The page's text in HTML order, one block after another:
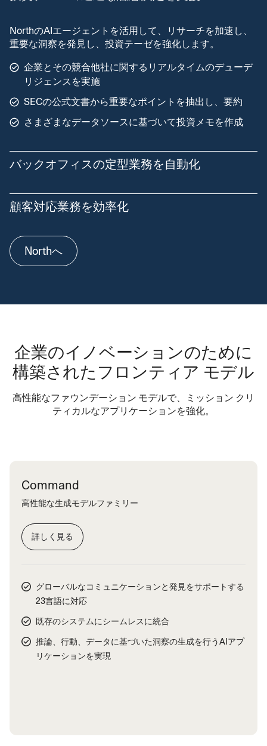
NorthのAIエージェントを活用して、リサーチを加速し、
重要な洞察を発見し、投資テーゼを強化します。
企業とその競合他社に関するリアルタイムのデューデ
リジェンスを実施
SECの公式文書から重要なポイントを抽出し、要約
さまざまなデータソースに基づいて投資メモを作成
バックオフィスの定型業務を自動化
Northを活用して、定型的で時間のかかるタスクを自動化
します。
文書、請求書、レポートから重要な洞察を抽出
公開データと独自データを活用して取引先リスクを分
顧客対応業務を効率化
すべてのやり取りにおいてリアルタイムの文脈を提供し、
より迅速で的確なサポートを実現します。
Northへ
企業のイノベーションのために
構築されたフロンティア モデル
高性能なファウンデーション モデルで、ミッション クリ
ティカルなアプリケーションを強化。
Command
高性能な生成モデルファミリー
詳しく見る
グローバルなコミュニケーションと発見をサポートする
23言語に対応
既存のシステムにシームレスに統合
推論、行動、データに基づいた洞察の生成を行うAIアプ
リケーションを実現